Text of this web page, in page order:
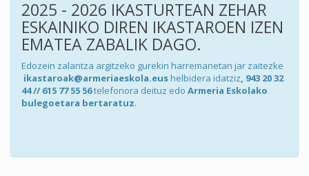
2025 - 2026 IKASTURTEAN ZEHAR
ESKAINIKO DIREN IKASTAROEN IZEN
EMATEA ZABALIK DAGO.
Edozein zalantza argitzeko gurekin harremanetan jar zaitezke
ikastaroak@armeriaeskola.eus helbidera idatziz , 943 20 32
44 // 615 77 55 56telefonora deituz edo Armeria Eskolako
bulegoetara bertaratuz.